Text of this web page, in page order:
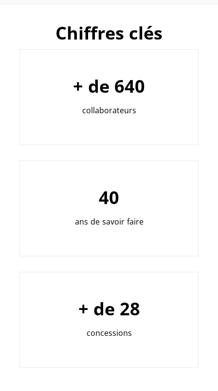
Chiffres clés
+ de 640
collaborateurs
40
ans de savoir faire
+ de 28
concessions